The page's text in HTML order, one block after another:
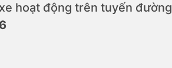
hoạt động trên tuyến đường